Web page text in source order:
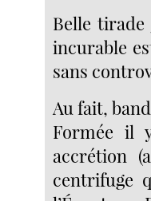
Belle
incurable
sans
Au fait,
Formée il
accrétion
centrifuge